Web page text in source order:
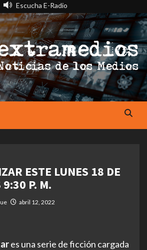
Escucha E-Radio
ESTE LUNES 18 DE
P. M.
abril 12, 2022
es una serie de ficción cargada